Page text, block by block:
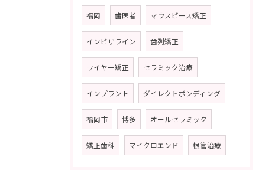
福岡 歯医者 マウスピース矯正
インビザライン 歯列矯正
ワイヤー矯正 セラミック治療
インプラント ダイレクトボンディング
福岡市 博多 オールセラミック
矯正歯科 マイクロエンド 根管治療